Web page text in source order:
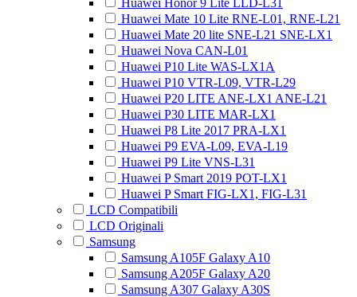
Huawei Honor 9 Lite LLD-L31
Huawei Mate 10 Lite RNE-L01, RNE-L21
Huawei Mate 20 lite SNE-L21 SNE-LX1
Huawei Nova CAN-L01
Huawei P10 Lite WAS-LX1A
Huawei P10 VTR-L09, VTR-L29
Huawei P20 LITE ANE-LX1 ANE-L21
Huawei P30 LITE MAR-LX1
Huawei P8 Lite 2017 PRA-LX1
Huawei P9 EVA-L09, EVA-L19
Huawei P9 Lite VNS-L31
Huawei P Smart 2019 POT-LX1
Huawei P Smart FIG-LX1, FIG-L31
LCD Compatibili
LCD Originali
Samsung
Samsung A105F Galaxy A10
Samsung A205F Galaxy A20
Samsung A307 Galaxy A30S